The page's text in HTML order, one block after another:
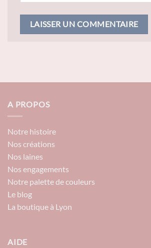
A PROPOS
Notre histoire
Nos créations
Nos laines
Nos engagements
Notre palette de couleurs
Le blog
La boutique à Lyon
AIDE